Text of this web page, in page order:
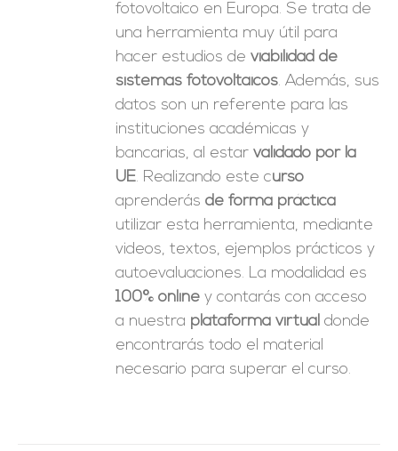
fotovoltaico en Europa. Se trata de
una herramienta muy útil para
hacer estudios deviabilidad de
sistemas fotovoltaicos. Además, sus
datos son un referente para las
instituciones académicas y
bancarias, al estarvalidado por la
UE. Realizando este curso
aprenderásde forma práctica
utilizar esta herramienta, mediante
videos, textos, ejemplos prácticos y
autoevaluaciones. La modalidad es
100% online y contarás con acceso
a nuestra plataforma virtual donde
encontrarás todo el material
necesario para superar el curso.